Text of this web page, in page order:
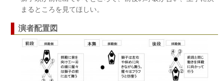
まるところを見てほしい。
演者配置図